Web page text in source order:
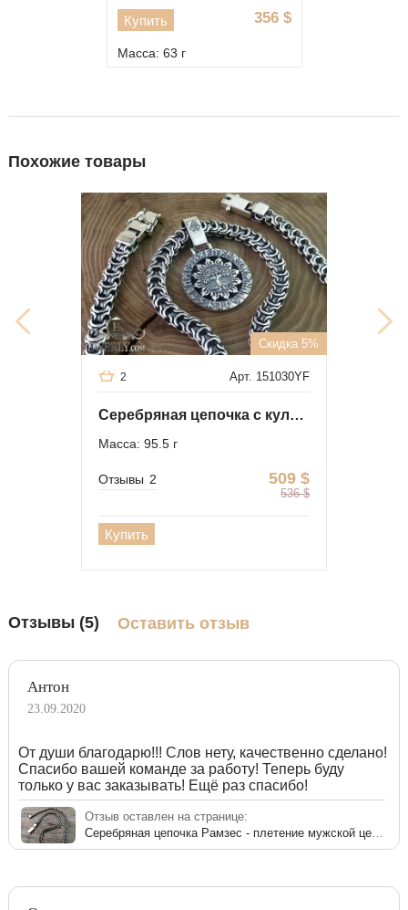
356 $
Купить
Масса: 63 г
Похожие товары
Скидка 5%
Арт. 151030YF
2
Серебряная цепочка с кулоном "Древо жизни"
Масса: 95.5 г
509 $
536 $
Отзывы 2
Купить
Отзывы (5) Оставить отзыв
Антон
23.09.2020
От души благодарю!!! Слов нету, качественно сделано!
Спасибо вашей команде за работу! Теперь буду
только у вас заказывать! Ещё раз спасибо!
Отзыв оставлен на странице: